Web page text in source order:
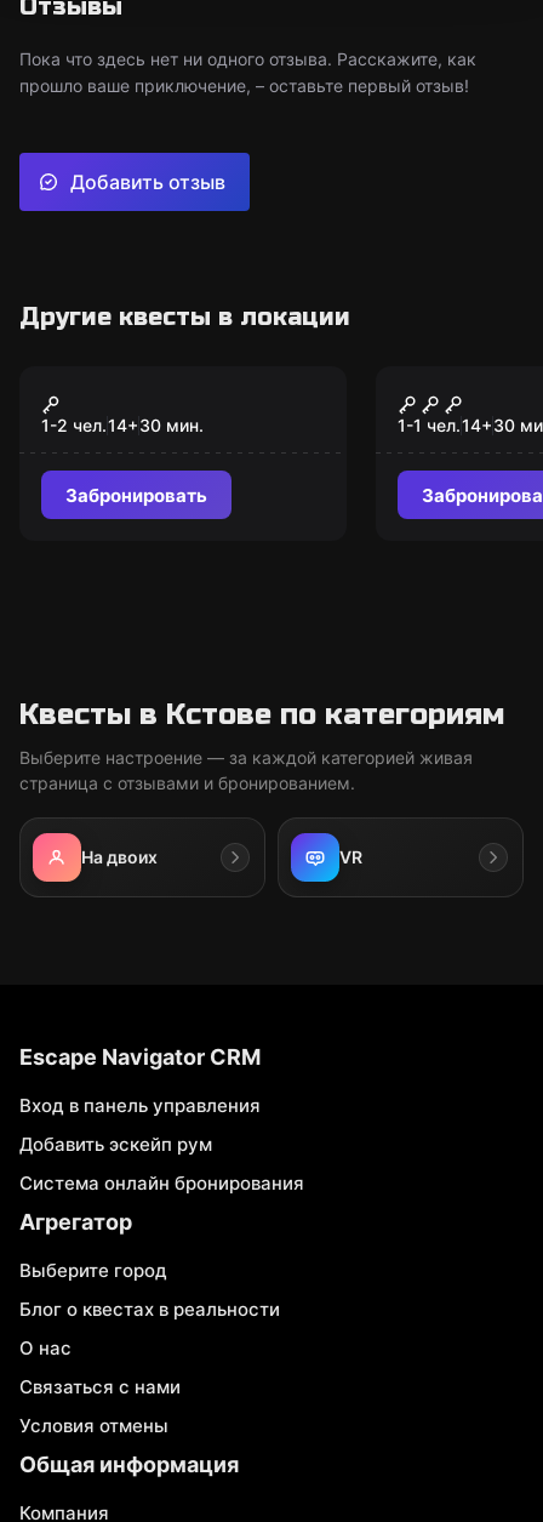
Отзывы
Пока что здесь нет ни одного отзыва. Расскажите, как
прошло ваше приключение, – оставьте первый отзыв!
Добавить отзыв
Другие квесты в локации
Serious Sam
1-2 чел.14+30 мин.
Забронировать
Batman:
1-1 чел.14+30
Квесты в Кстове по категориям
Выберите настроение — за каждой категорией живая
страница с отзывами и бронированием.
На двоих VR
Escape Navigator CRM
Вход в панель управления
Добавить эскейп рум
Система онлайн бронирования
Агрегатор
Выберите город
Блог о квестах в реальности
О нас
Связаться с нами
Условия отмены
Общая информация
Компания